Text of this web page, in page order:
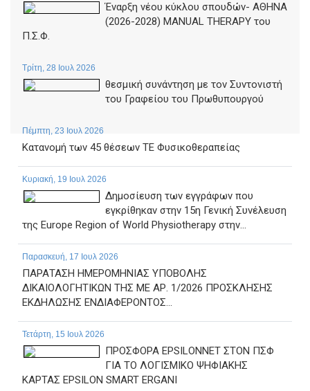
Έναρξη νέου κύκλου σπουδών- ΑΘΗΝΑ
(2026-2028) MANUAL THERAPY του
Π.Σ.Φ.
Τρίτη, 28 Ιουλ 2026
θεσμική συνάντηση με τον Συντονιστή
του Γραφείου του Πρωθυπουργού
Πέμπτη, 23 Ιουλ 2026
Κατανομή των 45 θέσεων ΤΕ Φυσικοθεραπείας
Κυριακή, 19 Ιουλ 2026
Δημοσίευση των εγγράφων που
εγκρίθηκαν στην 15η Γενική Συνέλευση
της Europe Region of World Physiotherapy στην...
Παρασκευή, 17 Ιουλ 2026
ΠΑΡΑΤΑΣΗ ΗΜΕΡΟΜΗΝΙΑΣ ΥΠΟΒΟΛΗΣ
ΔΙΚΑΙΟΛΟΓΗΤΙΚΩΝ ΤΗΣ ΜΕ ΑΡ. 1/2026 ΠΡΟΣΚΛΗΣΗΣ
ΕΚΔΗΛΩΣΗΣ ΕΝΔΙΑΦΕΡΟΝΤΟΣ...
Τετάρτη, 15 Ιουλ 2026
ΠΡΟΣΦΟΡΑ EPSILONNET ΣΤΟΝ ΠΣΦ
ΓΙΑ ΤΟ ΛΟΓΙΣΜΙΚΟ ΨΗΦΙΑΚΗΣ
ΚΑΡΤΑΣ EPSILON SMART ERGANI